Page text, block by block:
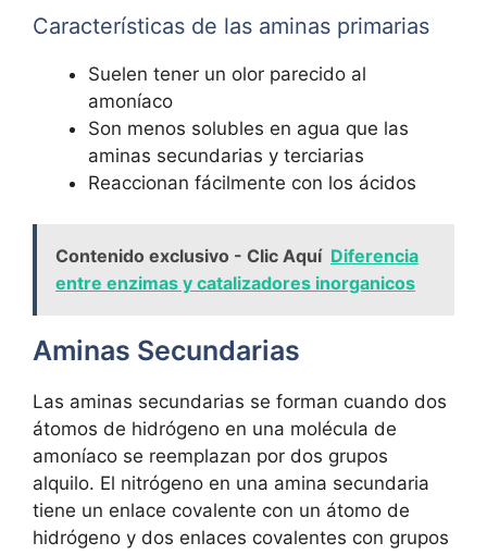
Características de las aminas primarias
Suelen tener un olor parecido al
amoníaco
Son menos solubles en agua que las
aminas secundarias y terciarias
Reaccionan fácilmente con los ácidos
Contenido exclusivo - Clic Aquí Diferencia
entre enzimas y catalizadores inorganicos
Aminas Secundarias
Las aminas secundarias se forman cuando dos
átomos de hidrógeno en una molécula de
amoníaco se reemplazan por dos grupos
alquilo. El nitrógeno en una amina secundaria
tiene un enlace covalente con un átomo de
hidrógeno y dos enlaces covalentes con grupos